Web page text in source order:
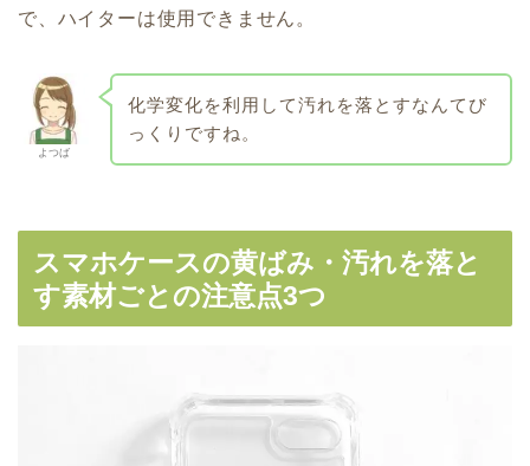
で、ハイターは使用できません。
よつば
化学変化を利用して汚れを落とすなんてび
っくりですね。
スマホケースの黄ばみ・汚れを落と
す素材ごとの注意点3つ